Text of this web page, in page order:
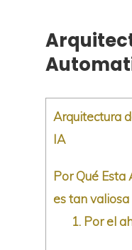
Arquitectura
IA
Por Qué
es tan valiosa
1. Por el